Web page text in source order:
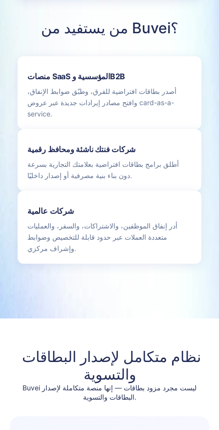
من يستفيد من Buvei؟
منصات SaaS المؤسسية وB2B
أصدر بطاقات افتراضية للفرق، وطبّق ضوابط الإنفاق،
وافتح مصادر إيرادات جديدة عبر عروض card-as-a-
service.
شركات فنتك ناشئة ومحافظ رقمية
أطلق برامج بطاقات افتراضية بعلامتك التجارية بسرعة
دون بناء بنية مصرفية أو إصدار داخليًا.
شركات عالمية
أدر إنفاق الموظفين، والاشتراكات، والسفر، والعمليات
متعددة العملات عبر حدود قابلة للتخصيص وضوابط
وإشراف مركزي.
والتسوية
Buvei ليست مجرد مزود بطاقات — إنها منصة متكاملة لإصدار
البطاقات والتسوية.